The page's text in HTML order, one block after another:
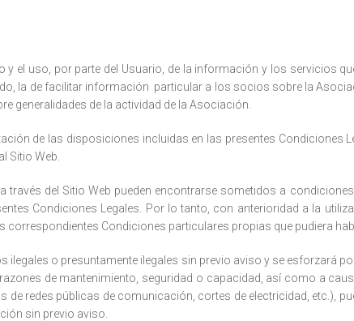
y el uso, por parte del Usuario, de la información y los servicios
la de facilitar información particular a los socios sobre la
generalidades de la actividad de la Asociación.
de las disposiciones incluidas en las presentes Condiciones
Sitio Web.
del Sitio Web pueden encontrarse sometidos a
Condiciones Legales. Por lo tanto, con anterioridad a la
correspondientes Condiciones particulares propias que pudiera
ilegales o presuntamente ilegales sin previo aviso y se esforzará
de mantenimiento, seguridad o capacidad, así­ como a
redes públicas de comunicación, cortes de electricidad, etc.),
sin previo aviso.